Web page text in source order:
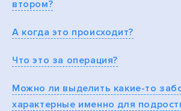
втором?
А когда это происходит?
Что это за операция?
Можно ли выделить какие-то
характерные именно для